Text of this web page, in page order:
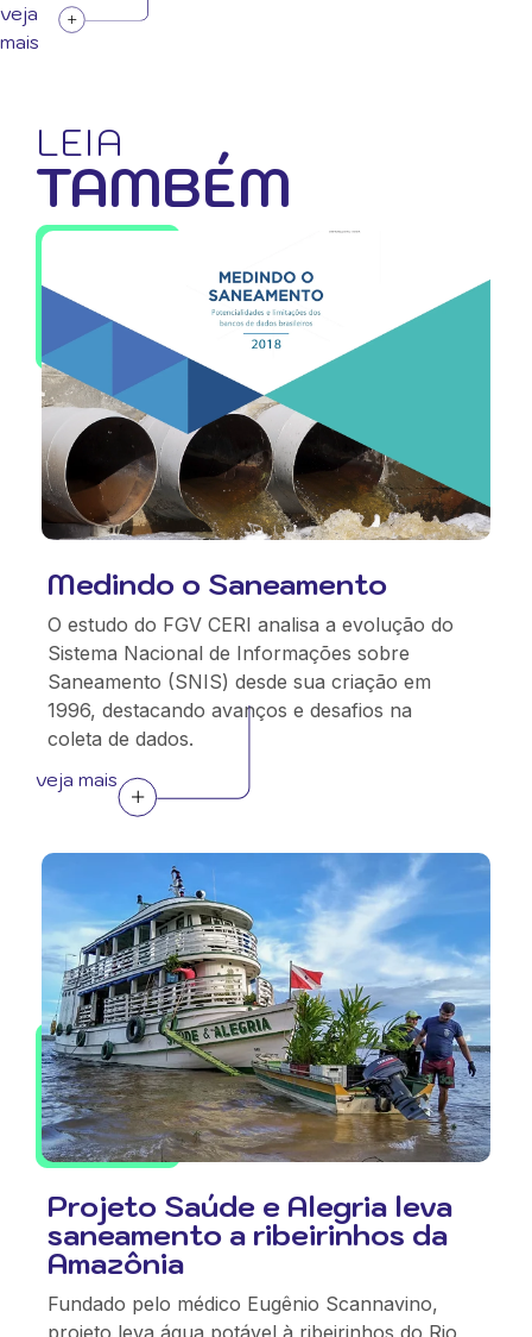
veja
mais
LEIA
TAMBÉM
Medindo o Saneamento
O estudo do FGV CERI analisa a evolução do
Sistema Nacional de Informações sobre
Saneamento (SNIS) desde sua criação em
1996, destacando avanços e desafios na
coleta de dados.
veja mais
Projeto Saúde e Alegria leva
saneamento a ribeirinhos da
Amazônia
Fundado pelo médico Eugênio Scannavino,